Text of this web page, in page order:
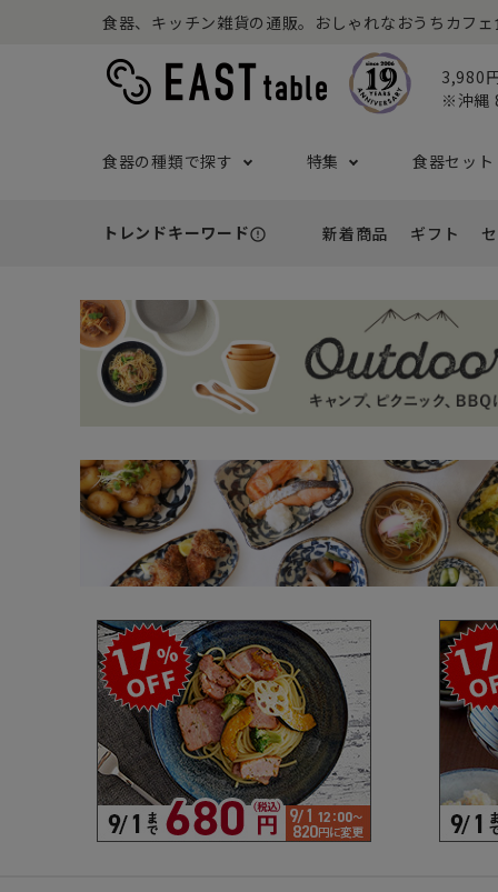
食器、キッチン雑貨の通販。おしゃれなおうちカフ
3,980
※沖縄
食器の種類で探す
- 小皿
- 中皿・取り皿・ケーキ皿
- 大皿
- カレー・パスタ皿
- 中鉢・取
- 大鉢
- とんすい
箸・カトラリー・雑貨など
- 箸
- 箸置き
- カトラリー
- れんげ
- すり鉢
- 土鍋
- 雑貨
- トレー
デザイン・カ
- 和食器
- 白い食器
- 黒い食器
- カラフル
特集
基本の食器特集 推し活
食器セット
和食器セット 洋食器
こども食器セット
- ～2,999円
- 3,000円～4,999円
- 5,000円～9,999円
- 誕
- 内
トレンドキーワードerror_outline 新着商品 ギフト